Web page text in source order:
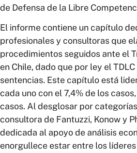
de Defensa de la Libre
El informe contiene un capítulo
profesionales y consultoras que
procedimientos seguidos ante el
en Chile, dado que por ley el
sentencias. Este capítulo está
cada uno con el 7,4% de los
casos. Al desglosar por
consultora de Fantuzzi, Konow y
dedicada al apoyo de análisis
enorgullece estar entre los